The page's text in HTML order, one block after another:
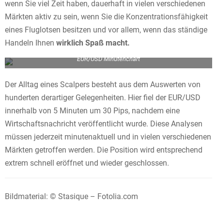
wenn Sie viel Zeit haben, dauerhaft in vielen verschiedenen
Märkten aktiv zu sein, wenn Sie die Konzentrationsfähigkeit
eines Fluglotsen besitzen und vor allem, wenn das ständige
Handeln Ihnen wirklich Spaß macht.
EUR/USD Minutenchart
Der Alltag eines Scalpers besteht aus dem Auswerten von
hunderten derartiger Gelegenheiten. Hier fiel der EUR/USD
innerhalb von 5 Minuten um 30 Pips, nachdem eine
Wirtschaftsnachricht veröffentlicht wurde. Diese Analysen
müssen jederzeit minutenaktuell und in vielen verschiedenen
Märkten getroffen werden. Die Position wird entsprechend
extrem schnell eröffnet und wieder geschlossen.
Bildmaterial: © Stasique – Fotolia.com